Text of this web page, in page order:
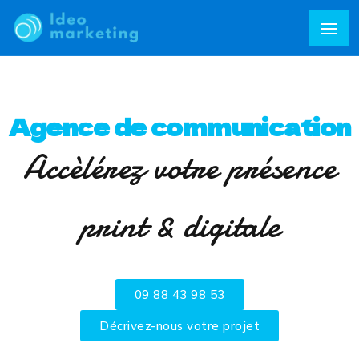
Agence de communication
Accèlérez votre présence
print & digitale
09 88 43 98 53
Décrivez-nous votre projet